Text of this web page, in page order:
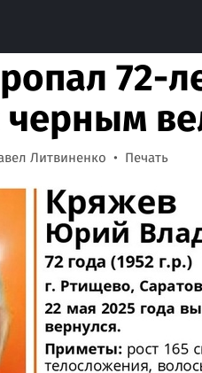
72-
черным
Литвиненко Печать